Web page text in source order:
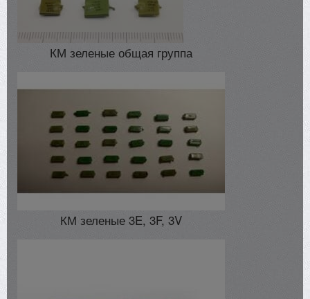
КМ зеленые общая группа
КМ зеленые 3E, 3F, 3V